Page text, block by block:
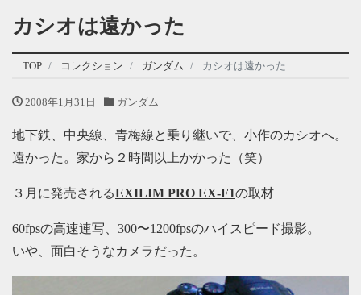
カシオは遠かった
TOP コレクション ガンダム カシオは遠かった
2008年1月31日 ガンダム
地下鉄、中央線、青梅線と乗り継いで、小作のカシオへ。
遠かった。家から２時間以上かかった（笑）
３月に発売されるEXILIM PRO EX-F1の取材
60fpsの高速連写、300〜1200fpsのハイスピード撮影。
いや、面白そうなカメラだった。